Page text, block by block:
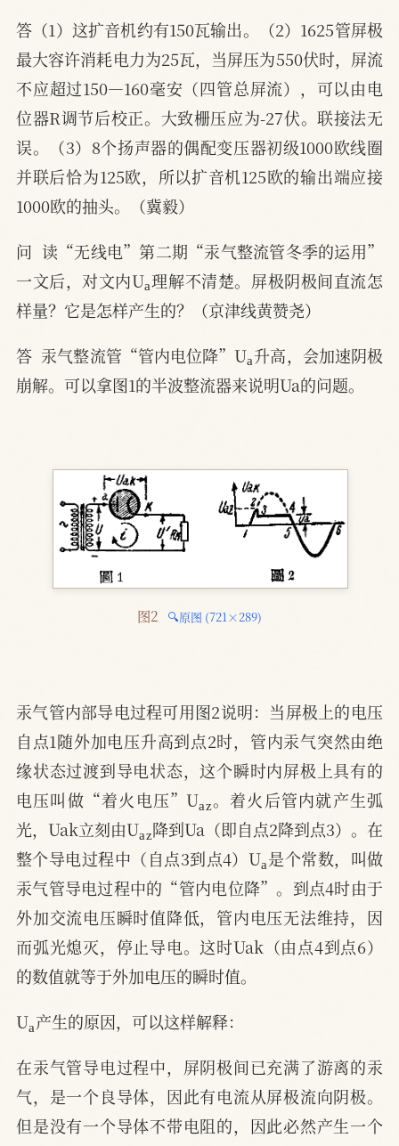
答（1）这扩音机约有150瓦输出。（2）1625管屏极
最大容许消耗电力为25瓦，当屏压为550伏时，屏流
不应超过150—160毫安（四管总屏流），可以由电
位器R调节后校正。大致栅压应为-27伏。联接法无
误。（3）8个扬声器的偶配变压器初级1000欧线圈
并联后恰为125欧，所以扩音机125欧的输出端应接
1000欧的抽头。（冀毅）
问  读“无线电”第二期“汞气整流管冬季的运用”
一文后，对文内Ua理解不清楚。屏极阴极间直流怎
样量？它是怎样产生的？（京津线黄赞尧）
答  汞气整流管“管内电位降”U 升高，会加速阴极
崩解。可以拿图1的半波整流器来说明Ua的问题。
图2 🔍原图 (721×289)
汞气管内部导电过程可用图2说明：当屏极上的电压
自点1随外加电压升高到点2时，管内汞气突然由绝
缘状态过渡到导电状态，这个瞬时内屏极上具有的
电压叫做“着火电压”Uaz。着火后管内就产生弧
光，Uak立刻由Uaz降到Ua（即自点2降到点3）。在
整个导电过程中（自点3到点4）Ua是个常数，叫做
汞气管导电过程中的“管内电位降”。到点4时由于
外加交流电压瞬时值降低，管内电压无法维持，因
而弧光熄灭，停止导电。这时Uak（由点4到点6）
的数值就等于外加电压的瞬时值。
U 产生的原因，可以这样解释：
在汞气管导电过程中，屏阴极间已充满了游离的汞
气，是一个良导体，因此有电流从屏极流向阴极。
但是没有一个导体不带电阻的，因此必然产生一个